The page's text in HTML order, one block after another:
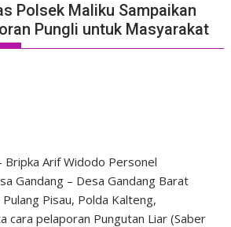
Polsek Maliku Sampaikan
Pungli untuk Masyarakat
Bripka Arif Widodo Personel
Gandang – Desa Gandang Barat
Pisau, Polda Kalteng,
cara pelaporan Pungutan Liar (Saber